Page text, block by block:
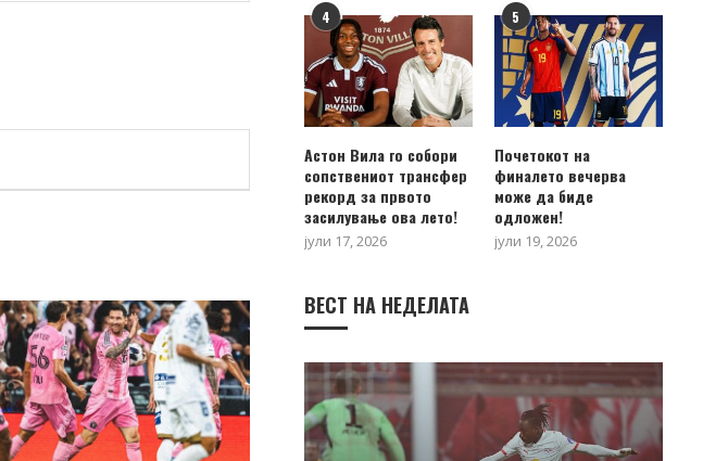
4
Астон Вила го собори
сопствениот трансфер
рекорд за првото
засилување ова лето!
јули 17, 2026
5
Почетокот на
финалето вечерва
може да биде
одложен!
јули 19, 2026
ВЕСТ НА НЕДЕЛАТА